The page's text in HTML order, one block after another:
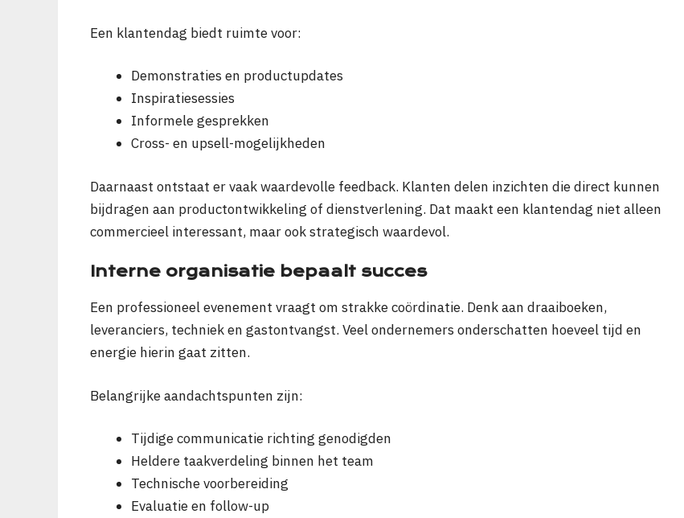
Een klantendag biedt ruimte voor:
Demonstraties en productupdates
Inspiratiesessies
Informele gesprekken
Cross- en upsell-mogelijkheden
Daarnaast ontstaat er vaak waardevolle feedback. Klanten delen inzichten die direct kunnen
bijdragen aan productontwikkeling of dienstverlening. Dat maakt een klantendag niet alleen
commercieel interessant, maar ook strategisch waardevol.
Interne organisatie bepaalt succes
Een professioneel evenement vraagt om strakke coördinatie. Denk aan draaiboeken,
leveranciers, techniek en gastontvangst. Veel ondernemers onderschatten hoeveel tijd en
energie hierin gaat zitten.
Belangrijke aandachtspunten zijn:
Tijdige communicatie richting genodigden
Heldere taakverdeling binnen het team
Technische voorbereiding
Evaluatie en follow-up